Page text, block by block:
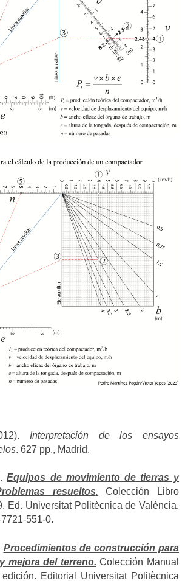
Interpretación de los ensayos
. 627 pp., Madrid.
Equipos de movimiento de tierras y
resueltos. Colección Libro
Ed. Universitat Politècnica de València.
551-0.
Procedimientos de construcción para
mejora del terreno. Colección Manual
Editorial Universitat Politècnica